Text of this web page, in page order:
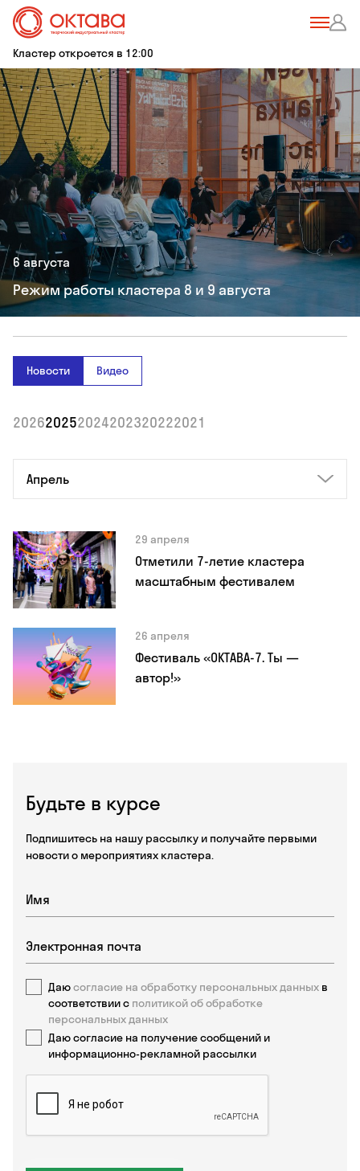
Кластер откроется в 12:00
6 августа
Режим работы кластера 8 и 9 августа
Будьте в курсе
Подпишитесь на нашу рассылку и получайте первыми
новости о мероприятиях кластера.
Даюсогласие на обработку персональных данных в
соответствии с политикой об обработке
персональных данных
Даю согласие на получение сообщений и
информационно-рекламной рассылки
Новости Видео
202620252024202320222021
Апрель
29 апреля
Отметили 7-летие кластера
масштабным фестивалем
26 апреля
Фестиваль «ОКТАВА-7. Ты —
автор!»